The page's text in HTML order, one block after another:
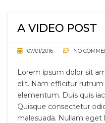
A VIDEO POST
07/01/2016 NO
Lorem ipsum dolor sit
elit. Nam efficitur
elementum. Duis quis
Quisque consectetur
malesuada. Nullam